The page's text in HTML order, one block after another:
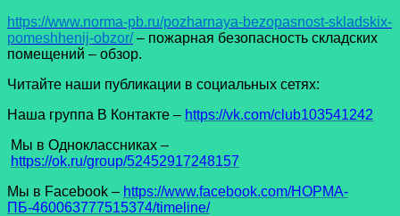
https://www.norma-pb.ru/pozharnaya-bezopasnost-skladskix-
pomeshhenij-obzor/– пожарная безопасность складских
помещений – обзор.
Читайте наши публикации в социальных сетях:
Наша группа В Контакте – https://vk.com/club103541242
Мы в Одноклассниках –
https://ok.ru/group/52452917248157
Мы в Facеbook – https://www.facebook.com/НОРМА-
ПБ-460063777515374/timeline/